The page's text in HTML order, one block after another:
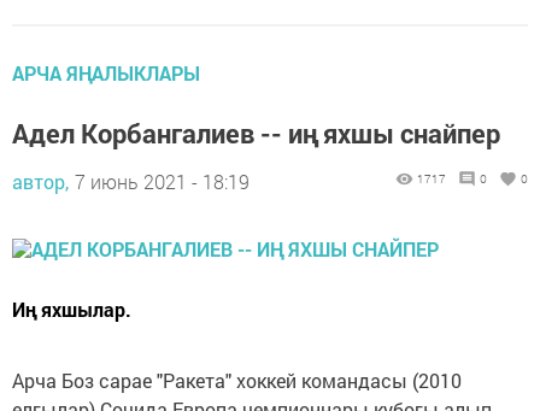
АРЧА ЯҢАЛЫКЛАРЫ
Адел Корбангалиев -- иң яхшы снайпер
автор, 7 июнь 2021 - 18:19 1717 0 0
Иң яхшылар.
Арча Боз сарае "Ракета" хоккей командасы (2010